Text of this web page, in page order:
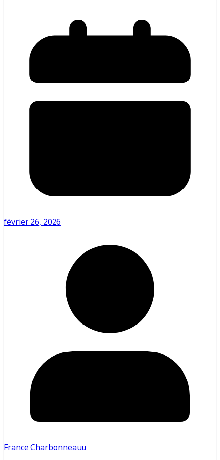
février 26, 2026
France Charbonneauu